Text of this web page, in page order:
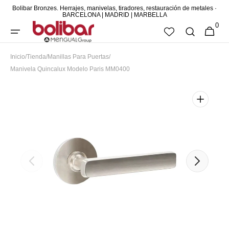
CONTENIDO
Bolibar Bronzes. Herrajes, manivelas, tiradores, restauración de metales ·
BARCELONA | MADRID | MARBELLA
CESTA
0
Inicio/Tienda/Manillas Para Puertas/
Manivela Quincalux Modelo Paris MM0400
Abrir
elemento